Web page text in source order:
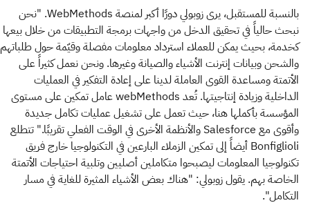
بالنسبة للمستقبل، يرى زوبولي دورًا أكبر لمنصة WebMethods. "نحن
نبحث حالياً في تحقيق الدخل من واجهات برمجة التطبيقات من خلال بيعها
كخدمة، بحيث يمكن للعملاء استرداد معلومات مفصلة وقيّمة حول طلباتهم
والشحن وبيانات إنترنت الأشياء والصيانة وغيرها. ونحن نعمل كثيراً على
الأتمتة ومساعدة القوى العاملة لدينا على إعادة التفكير في العمليات
الداخلية وزيادة إنتاجيتها. تُعد webMethods عامل تمكين على مستوى
المؤسسة بأكملها هنا، حيث تعمل على تشغيل عمليات تكامل جديدة
وأقوى مع Salesforce والأنظمة الأخرى في الوقت الفعلي تقريبًا." تتطلع
Bonfiglioli أيضاً إلى تمكين الزملاء البارعين في التكنولوجيا خارج فريق
تكنولوجيا المعلومات ليصبحوا متكاملين أصليين وتلبية احتياجات الأتمتة
الخاصة بهم. يقول زوبولي: "هناك بعض الأشياء المثيرة للغاية في مسار
التكامل".